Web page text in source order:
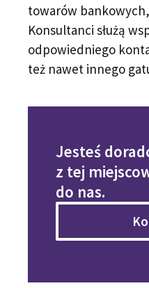
towarów
Konsultanci służą
odpowiedniego
też nawet innego
Jesteś
z tej
do nas.